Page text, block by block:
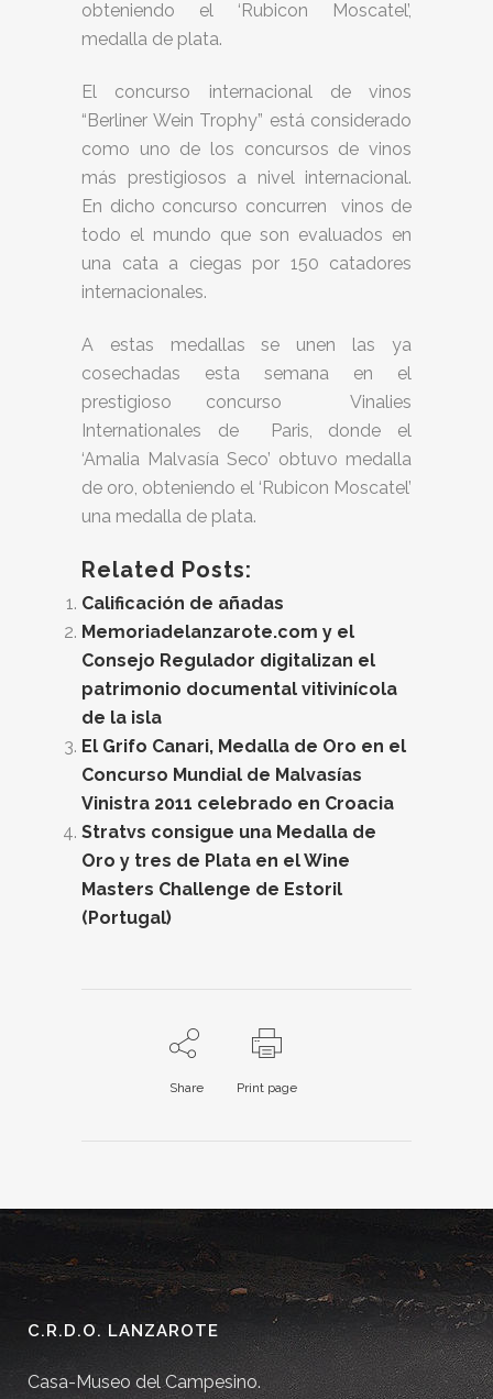
obteniendo el ‘Rubicon Moscatel’,
medalla de plata.
El concurso internacional de vinos
“Berliner Wein Trophy” está considerado
como uno de los concursos de vinos
más prestigiosos a nivel internacional.
En dicho concurso concurren vinos de
todo el mundo que son evaluados en
una cata a ciegas por 150 catadores
internacionales.
A estas medallas se unen las ya
cosechadas esta semana en el
prestigioso concurso Vinalies
Internationales de Paris, donde el
‘Amalia Malvasía Seco’ obtuvo medalla
de oro, obteniendo el ‘Rubicon Moscatel’
una medalla de plata.
Related Posts:
Calificación de añadas
Memoriadelanzarote.com y el
Consejo Regulador digitalizan el
patrimonio documental vitivinícola
de la isla
El Grifo Canari, Medalla de Oro en el
Concurso Mundial de Malvasías
Vinistra 2011 celebrado en Croacia
Stratvs consigue una Medalla de
Oro y tres de Plata en el Wine
Masters Challenge de Estoril
(Portugal)
Share Print page
C.R.D.O. LANZAROTE
Casa-Museo del Campesino.